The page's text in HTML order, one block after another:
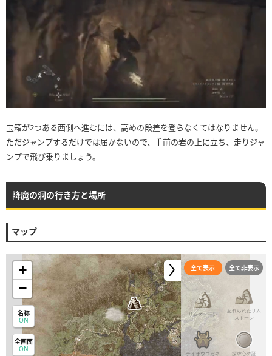
宝箱が2つある西側へ進むには、高めの段差を登らなくてはなりません。
ただジャンプするだけでは届かないので、手前の岩の上に立ち、走りジャ
ンプで飛び乗りましょう。
降魔の洞の行き方と場所
マップ
+
−
名称
ON
全画面
ON
全て表示 全て非表示
リムストーン
忘れられたリム
ストーン
テイオウコガネ 探求心の証